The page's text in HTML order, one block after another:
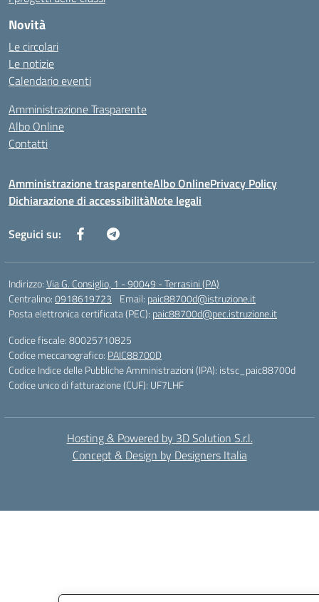
Novità
Le circolari
Le notizie
Calendario eventi
Amministrazione Trasparente
Albo Online
Contatti
Amministrazione trasparenteAlbo OnlinePrivacy Policy
Dichiarazione di accessibilitàNote legali
Seguici su:
Indirizzo:Via G. Consiglio, 1 - 90049 - Terrasini (PA)
Centralino:0918619723 Email: paic88700d@istruzione.it
Posta elettronica certificata (PEC): paic88700d@pec.istruzione.it
Codice fiscale: 80025710825
Codice meccanografico: PAIC88700D
Codice Indice delle Pubbliche Amministrazioni (IPA): istsc_paic88700d
Codice unico di fatturazione (CUF): UF7LHF
Hosting & Powered by 3D Solution S.r.l.
Concept & Design by Designers Italia